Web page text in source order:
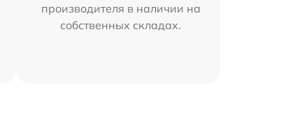
производителя в наличии на
собственных складах.